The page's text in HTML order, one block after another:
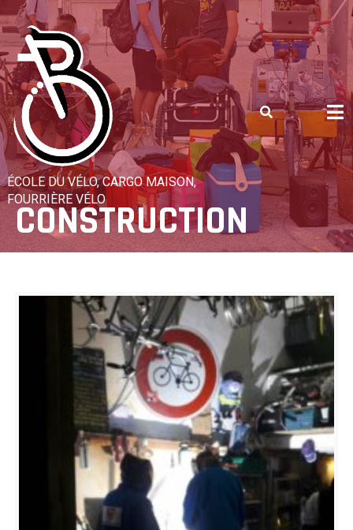
Skip
to
content
ÉCOLE DU VÉLO, CARGO MAISON,
FOURRIÈRE VÉLO
CONSTRUCTION